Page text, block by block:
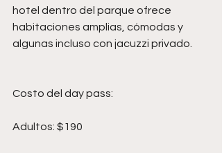
hotel dentro del parque ofrece
habitaciones amplias, cómodas y
algunas incluso con jacuzzi privado.
Costo del day pass:
Adultos: $190